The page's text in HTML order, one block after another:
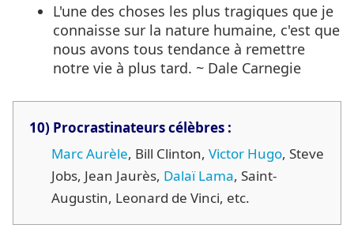
L'une des choses les plus tragiques que je
connaisse sur la nature humaine, c'est que
nous avons tous tendance à remettre
notre vie à plus tard. ~ Dale Carnegie
10) Procrastinateurs célèbres :
Marc Aurèle, Bill Clinton, Victor Hugo, Steve
Jobs, Jean Jaurès, Dalaï Lama, Saint-
Augustin, Leonard de Vinci, etc.